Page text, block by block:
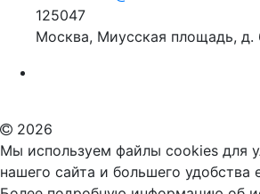
125047
Москва, Миусская площадь, д.
2026
Мы используем файлы cookies для
нашего сайта и большего удобства